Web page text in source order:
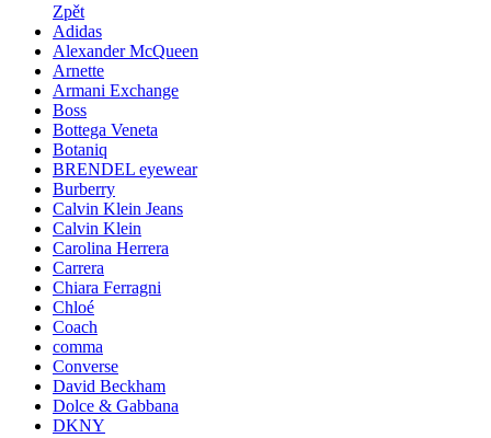
Zpět
Adidas
Alexander McQueen
Arnette
Armani Exchange
Boss
Bottega Veneta
Botaniq
BRENDEL eyewear
Burberry
Calvin Klein Jeans
Calvin Klein
Carolina Herrera
Carrera
Chiara Ferragni
Chloé
Coach
comma
Converse
David Beckham
Dolce & Gabbana
DKNY